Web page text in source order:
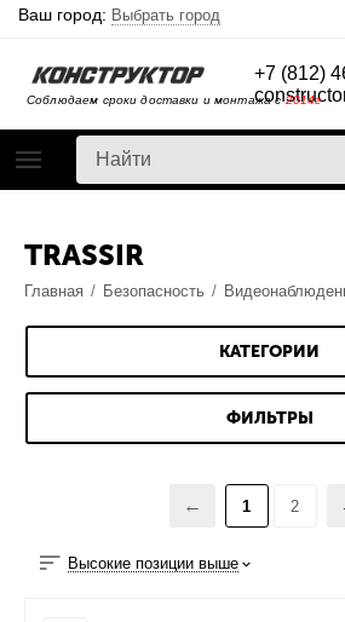
Ваш город: Выбрать город
Соблюдаем сроки доставки и монтажа с2014г
+7 (812)
TRASSIR
Главная / Безопасность /
КАТЕГОРИИ
ФИЛЬТРЫ
1 2
Высокие позиции выше